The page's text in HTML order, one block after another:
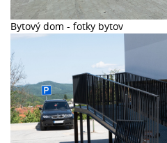
Bytový dom - fotky bytov